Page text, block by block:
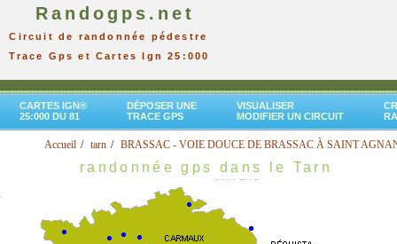
Randogps.net
Circuit de randonnée pédestre
Trace Gps et Cartes Ign 25:000
CARTES IGN®
25:000 DU 81
DÉPOSER UNE
TRACE GPS
VISUALISER
MODIFIER UN CIRCUIT
Accueil tarn BRASSAC - VOIE DOUCE DE BRASSAC À SAINT
randonnée gps dans le Tarn